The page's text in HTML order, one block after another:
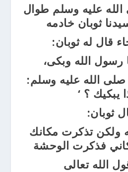
عليه وسلم طوال
ثوبان خادمه
قال له ثوبان:
رسول الله وبكى،
صلى الله عليه وسلم:
يبكيك ؟ ‘
ثوبان:
ولكن تذكرت مكانك
فذكرت الوحشة
الله تعالى